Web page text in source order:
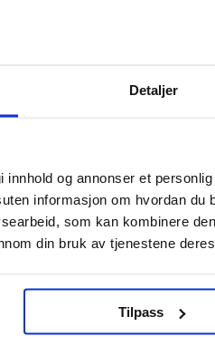
Detaljer
og annonser et
informasjon om hvordan
som kan kombinere
din bruk av tjenestene deres.
Tilpass